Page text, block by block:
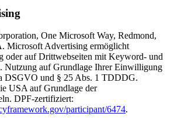
One Microsoft Way, Redmond,
Microsoft Advertising ermöglicht
oder auf Drittwebseiten mit Keyword- und
Nutzung auf Grundlage Ihrer Einwilligung
DSGVO und § 25 Abs. 1 TDDDG.
USA auf Grundlage der
DPF-zertifiziert:
participant/6474.